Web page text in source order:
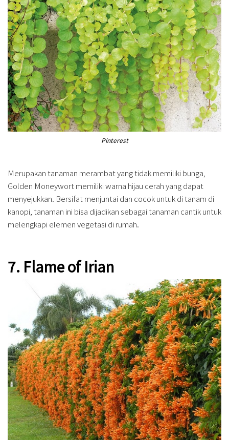
Pinterest
Merupakan tanaman merambat yang tidak memiliki bunga,
Golden Moneywort memiliki warna hijau cerah yang dapat
menyejukkan. Bersifat menjuntai dan cocok untuk di tanam di
kanopi, tanaman ini bisa dijadikan sebagai tanaman cantik untuk
melengkapi elemen vegetasi di rumah.
7. Flame of Irian